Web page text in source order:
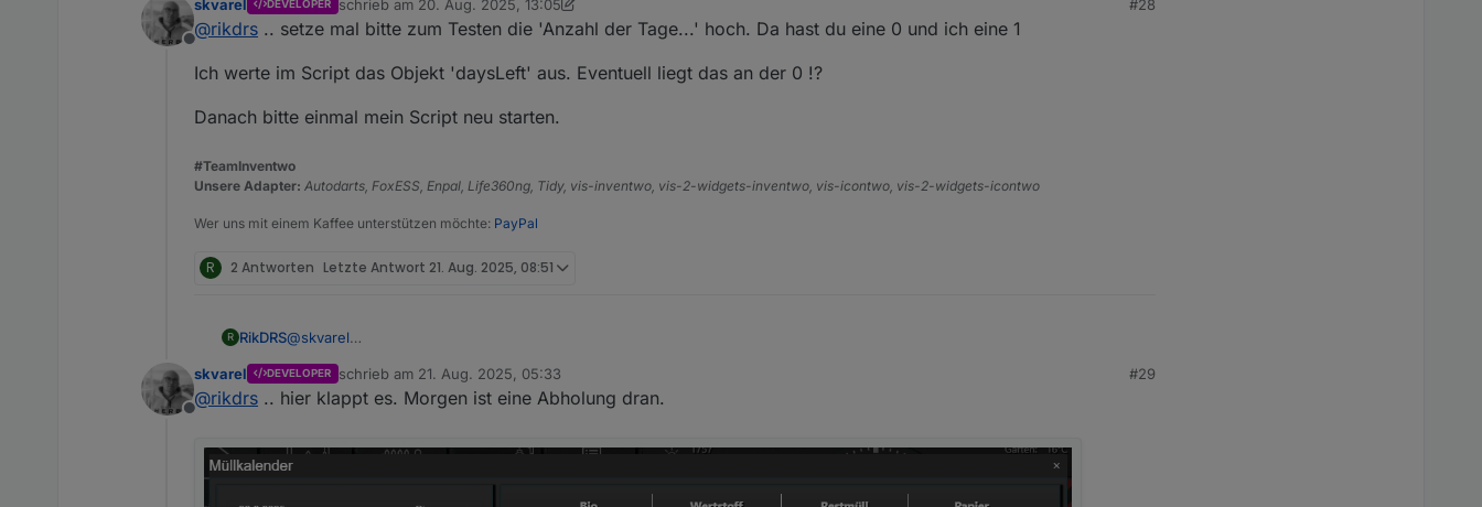
einzigst sichtbarer Unterschied sind die "Anzahl der Tage, bis Maßnahmen erforderlich sind"; die sind bei mir auf "0", habe
sie mal auf "1" wie bei Dir gesetzt
Offline
skvarel DEVELOPER schrieb am 20. Aug. 2025, 13:05
zuletzt editiert von skvarel
#28
@rikdrs .. setze mal bitte zum Testen die 'Anzahl der Tage...' hoch. Da hast du eine 0 und ich eine 1
Ich werte im Script das Objekt 'daysLeft' aus. Eventuell liegt das an der 0 !?
Danach bitte einmal mein Script neu starten.
#TeamInventwo
Unsere Adapter: Autodarts, FoxESS, Enpal, Life360ng, Tidy, vis-inventwo, vis-2-widgets-inventwo, vis-icontwo, vis-2-widgets-icontwo
Wer uns mit einem Kaffee unterstützen möchte: PayPal
R 2 Antworten Letzte Antwort 21. Aug. 2025, 08:51
R RikDRS@skvarel
Offline
skvarel DEVELOPER schrieb am 21. Aug. 2025, 05:33
zuletzt editiert von
#29
@rikdrs .. hier klappt es. Morgen ist eine Abholung dran.